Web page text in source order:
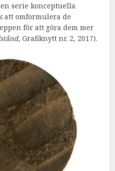
serie konceptuella
att omformulera de
för att göra dem mer
, Grafiknytt nr. 2, 2017).